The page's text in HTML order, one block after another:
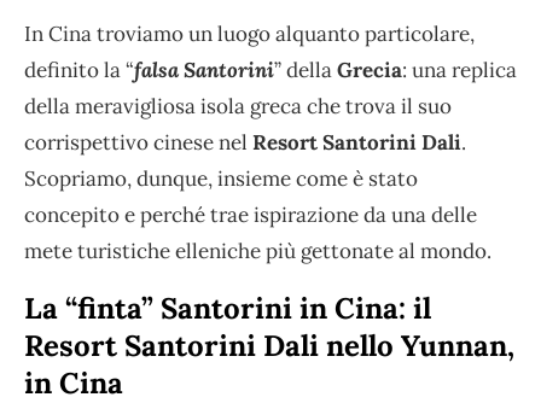
In Cina troviamo un luogo alquanto particolare,
definito la “falsa Santorini” dellaGrecia: una replica
della meravigliosa isola greca che trova il suo
corrispettivo cinese nel Resort Santorini Dali.
Scopriamo, dunque, insieme come è stato
concepito e perché trae ispirazione da una delle
mete turistiche elleniche più gettonate al mondo.
La “finta” Santorini in Cina: il
Resort Santorini Dali nello Yunnan,
in Cina